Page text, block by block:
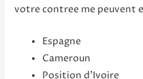
votre contree me peuvent
Espagne
Cameroun
Position d’Ivoire